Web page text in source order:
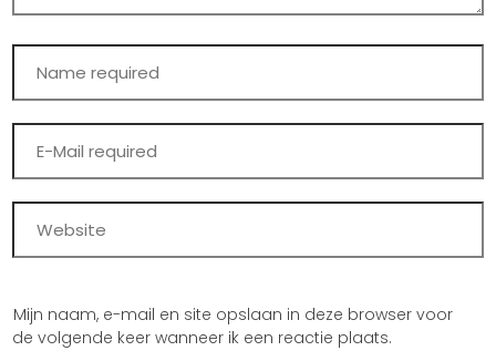
Mijn naam, e-mail en site opslaan in deze browser voor
de volgende keer wanneer ik een reactie plaats.